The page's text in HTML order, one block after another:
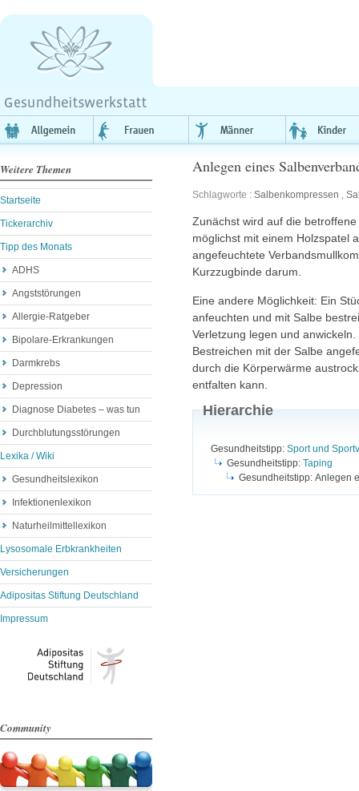
Weitere Themen
Startseite
Tickerarchiv
Tipp des Monats
ADHS
Angststörungen
Allergie-Ratgeber
Bipolare-Erkrankungen
Darmkrebs
Depression
Diagnose Diabetes – was tun
Durchblutungsstörungen
Lexika / Wiki
Gesundheitslexikon
Infektionenlexikon
Naturheilmittellexikon
Lysosomale Erbkrankheiten
Versicherungen
Adipositas Stiftung Deutschland
Impressum
Community
Anlegen eines
Schlagworte : Salbenkompressen ,
Zunächst wird auf die
möglichst mit einem Holzspatel
angefeuchtete
Kurzzugbinde darum.
Eine andere Möglichkeit: Ein
anfeuchten und mit Salbe
Verletzung legen und
Bestreichen mit der Salbe
durch die Körperwärme
entfalten kann.
Hierarchie
Gesundheitstipp: Sport und
Gesundheitstipp: Taping
Gesundheitstipp: Anlegen